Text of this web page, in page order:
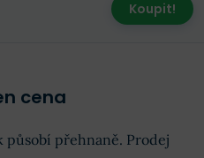
Koupit!
cena
působí přehnaně. Prodej